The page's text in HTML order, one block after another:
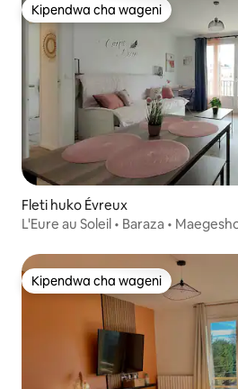
Kipendwa cha wageni
Kipendwa cha wageni
Fleti huko Évreux
L'Eure au Soleil • Baraza •
Kipendwa cha wageni
Kipendwa cha wageni